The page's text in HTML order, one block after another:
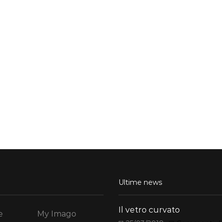
My Imago
Ultime news
Il vetro curvato